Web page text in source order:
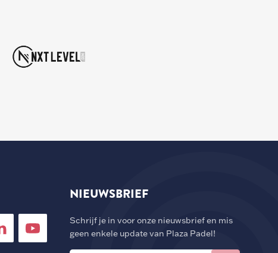
NIEUWSBRIEF
Schrijf je in voor onze nieuwsbrief en mis
geen enkele update van Plaza Padel!